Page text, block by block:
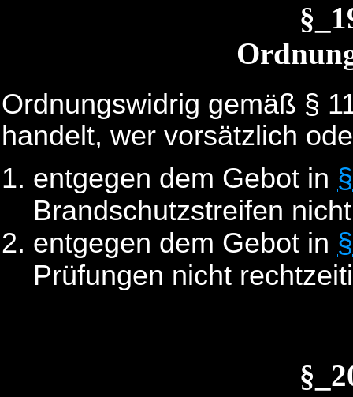
Ordnungswidrig gemäß §
handelt, wer vorsätzlich
entgegen dem Gebot in
Brandschutzstreifen
entgegen dem Gebot in
Prüfungen nicht